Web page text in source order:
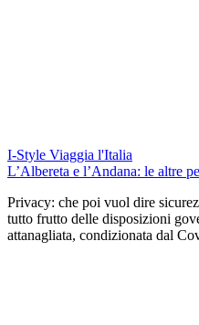
I-Style Viaggia l'Italia
L’Albereta e l’Andana: le altre
Privacy: che poi vuol dire
tutto frutto delle disposizioni
attanagliata, condizionata dal